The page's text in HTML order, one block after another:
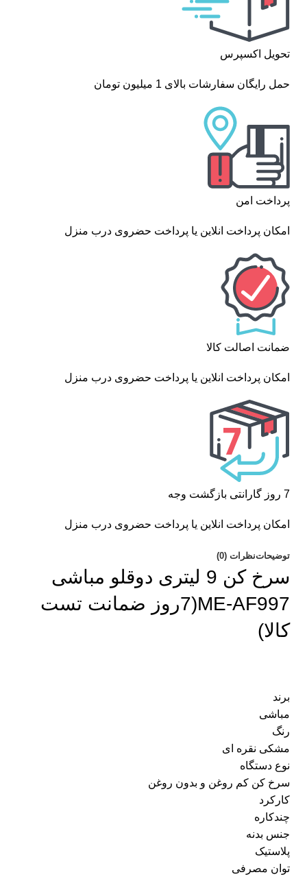
تحویل اکسپرس
حمل رایگان سفارشات بالای 1 میلیون تومان
پرداخت امن
امکان پرداخت انلاین یا پرداخت حضروی درب منزل
ضمانت اصالت کالا
امکان پرداخت انلاین یا پرداخت حضروی درب منزل
7 روز گارانتی بازگشت وجه
امکان پرداخت انلاین یا پرداخت حضروی درب منزل
توضیحاتنظرات (0)
سرخ کن 9 لیتری دوقلو مباشی
ME-AF997(7روز ضمانت تست
کالا)
برند
مباشی
رنگ
مشکی نقره ای
نوع دستگاه
سرخ کن کم روغن و بدون روغن
کارکرد
چندکاره
جنس بدنه
پلاستیک
توان مصرفی